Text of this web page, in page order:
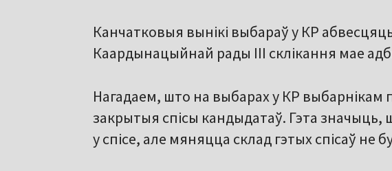
Канчатковыя вынікі выбараў у КР
Каардынацыйнай рады ІІІ склікання мае
Нагадаем, што на выбарах у КР выбарнікам
закрытыя спісы кандыдатаў. Гэта значыць,
у спісе, але мяняцца склад гэтых спісаў не